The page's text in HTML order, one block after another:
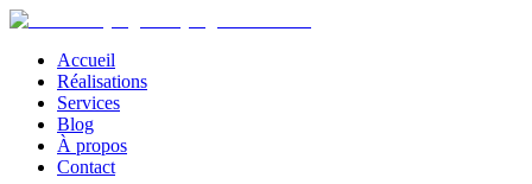
Accueil
Réalisations
Services
Blog
À propos
Contact